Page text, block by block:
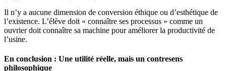
Il n’y a aucune dimension de conversion éthique ou d’esthétique de
l’existence. L’élève doit « connaître ses processus » comme un
ouvrier doit connaître sa machine pour améliorer la productivité de
l’usine.
En conclusion : Une utilité réelle, mais un contresens
philosophique